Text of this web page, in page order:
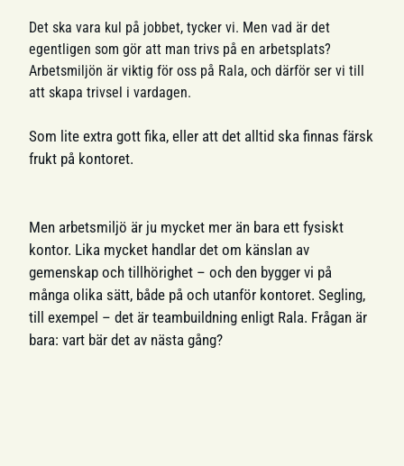
Det ska vara kul på jobbet, tycker vi. Men vad är det
egentligen som gör att man trivs på en arbetsplats?
Arbetsmiljön är viktig för oss på Rala, och därför ser vi till
att skapa trivsel i vardagen.
Som lite extra gott fika, eller att det alltid ska finnas färsk
frukt på kontoret.
Men arbetsmiljö är ju mycket mer än bara ett fysiskt
kontor. Lika mycket handlar det om känslan av
gemenskap och tillhörighet – och den bygger vi på
många olika sätt, både på och utanför kontoret. Segling,
till exempel – det är teambuildning enligt Rala. Frågan är
bara: vart bär det av nästa gång?